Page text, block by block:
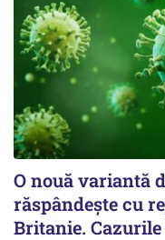
O nouă variantă
răspândește cu
Britanie.